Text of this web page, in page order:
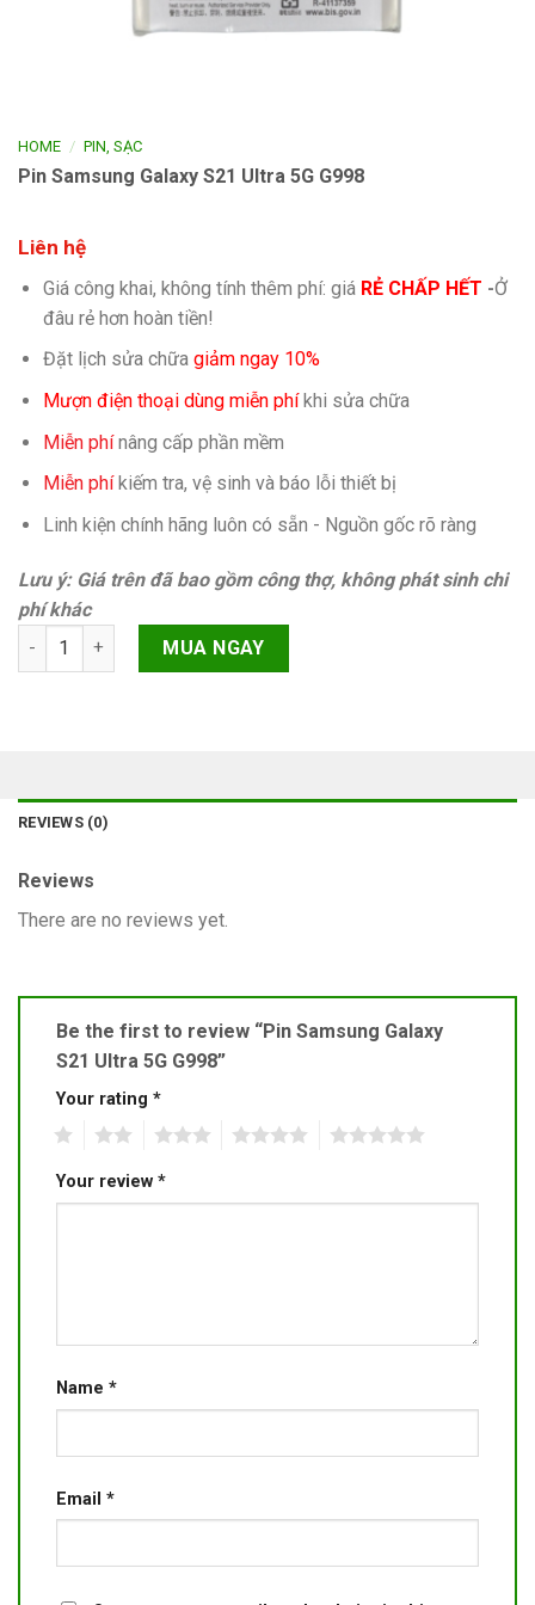
HOME / PIN, SẠC
Pin Samsung Galaxy S21 Ultra 5G G998
Liên hệ
Giá công khai, không tính thêm phí: giá RẺ CHẤP HẾT -Ở
đâu rẻ hơn hoàn tiền!
Đặt lịch sửa chữa giảm ngay 10%
Mượn điện thoại dùng miễn phíkhi sửa chữa
Miễn phínâng cấp phần mềm
Miễn phíkiếm tra, vệ sinh và báo lỗi thiết bị
Linh kiện chính hãng luôn có sẵn - Nguồn gốc rõ ràng
Lưu ý: Giá trên đã bao gồm công thợ, không phát sinh chi
phí khác
Pin Samsung Galaxy S21 Ultra 5G G998 quantity
MUA NGAY
REVIEWS (0)
Reviews
There are no reviews yet.
Be the first to review “Pin Samsung Galaxy
S21 Ultra 5G G998”
Your rating *
Your review *
Name *
Email *